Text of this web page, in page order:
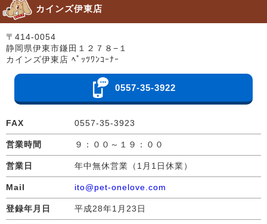
カインズ伊東店
〒414-0054
静岡県伊東市鎌田１２７８−１
カインズ伊東店 ﾍﾟｯﾂﾜﾝｺｰﾅｰ
0557-35-3922
FAX 0557-35-3923
営業時間 ９：００～１９：００
営業日 年中無休営業（1月1日休業）
Mail ito@pet-onelove.com
登録年月日 平成28年1月23日